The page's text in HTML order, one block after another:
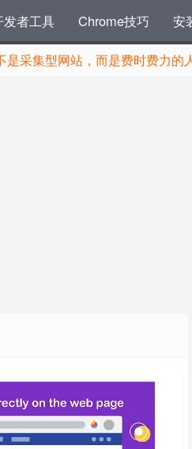
发者工具 Chrome技巧 安
是采集型网站，而是费时费力的